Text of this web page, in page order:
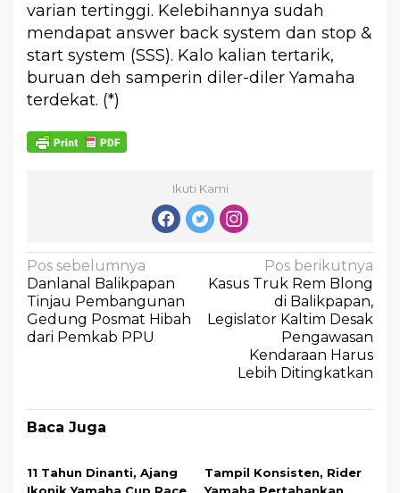
varian tertinggi. Kelebihannya sudah
mendapat answer back system dan stop &
start system (SSS). Kalo kalian tertarik,
buruan deh samperin diler-diler Yamaha
terdekat. (*)
Ikuti Kami
Pos sebelumnya
Danlanal Balikpapan
Tinjau Pembangunan
Gedung Posmat Hibah
dari Pemkab PPU
Pos berikutnya
Kasus Truk Rem Blong
di Balikpapan,
Legislator Kaltim Desak
Pengawasan
Kendaraan Harus
Lebih Ditingkatkan
Baca Juga
11 Tahun Dinanti, Ajang
Tampil Konsisten, Rider